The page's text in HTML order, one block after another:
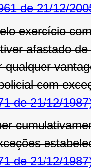
de 21/12/
exercício
afastado
qualquer
com
de 21/12/
de 21/12/